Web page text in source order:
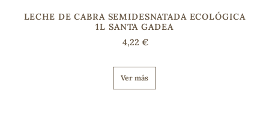
LECHE DE CABRA SEMIDESNATADA ECOLÓGICA
1L SANTA GADEA
4,22 €
Ver más